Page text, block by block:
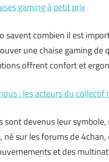
gaming à petit prix
savent combien il est
une chaise gaming de
offrent confort et
: les acteurs du collectif
sont devenus leur
sur les forums de
et des